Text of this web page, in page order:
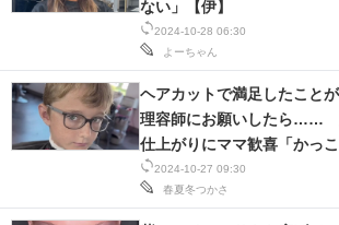
2024-10-28 06:30
よーちゃん
ない」【伊】
2024-10-27 09:30
春夏冬つかさ
ヘアカットで満足したこと
理容師にお願いしたら……
仕上がりにママ歓喜「かっこ
【米】